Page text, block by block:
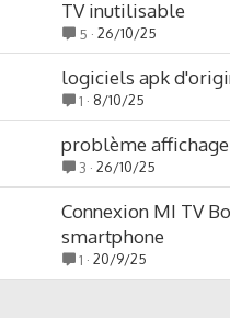
TV inutilisable
5 26/10/25
logiciels apk
1 8/10/25
problème
3 26/10/25
Connexion MI TV
smartphone
1 20/9/25